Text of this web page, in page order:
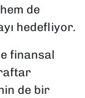
de
hedefliyor.
finansal
de bir